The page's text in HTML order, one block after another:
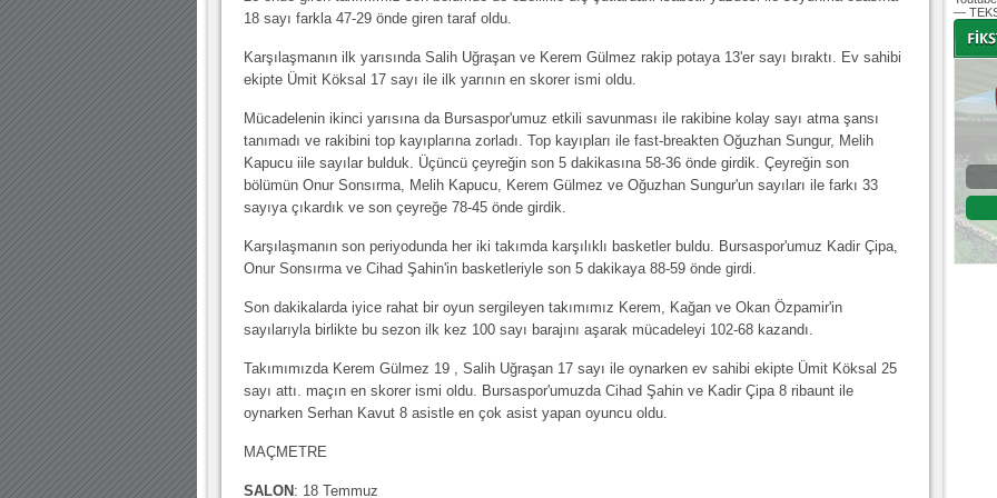
18 sayı farkla 47-29 önde giren taraf oldu.
Karşılaşmanın ilk yarısında Salih Uğraşan ve Kerem Gülmez rakip potaya 13'er sayı bıraktı. Ev sahibi
ekipte Ümit Köksal 17 sayı ile ilk yarının en skorer ismi oldu.
Mücadelenin ikinci yarısına da Bursaspor'umuz etkili savunması ile rakibine kolay sayı atma şansı
tanımadı ve rakibini top kayıplarına zorladı. Top kayıpları ile fast-breakten Oğuzhan Sungur, Melih
Kapucu iile sayılar bulduk. Üçüncü çeyreğin son 5 dakikasına 58-36 önde girdik. Çeyreğin son
bölümün Onur Sonsırma, Melih Kapucu, Kerem Gülmez ve Oğuzhan Sungur'un sayıları ile farkı 33
sayıya çıkardık ve son çeyreğe 78-45 önde girdik.
Karşılaşmanın son periyodunda her iki takımda karşılıklı basketler buldu. Bursaspor'umuz Kadir Çipa,
Onur Sonsırma ve Cihad Şahin'in basketleriyle son 5 dakikaya 88-59 önde girdi.
Son dakikalarda iyice rahat bir oyun sergileyen takımımız Kerem, Kağan ve Okan Özpamir'in
sayılarıyla birlikte bu sezon ilk kez 100 sayı barajını aşarak mücadeleyi 102-68 kazandı.
Takımımızda Kerem Gülmez 19 , Salih Uğraşan 17 sayı ile oynarken ev sahibi ekipte Ümit Köksal 25
sayı attı. maçın en skorer ismi oldu. Bursaspor'umuzda Cihad Şahin ve Kadir Çipa 8 ribaunt ile
oynarken Serhan Kavut 8 asistle en çok asist yapan oyuncu oldu.
MAÇMETRE
SALON : 18 Temmuz
—
- -
Bursaspor - Fenerbahçe
03 Mayıs 2020 Pazar | 15:15 Fikstür